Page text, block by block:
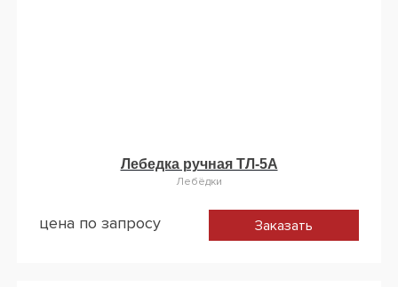
Лебедка ручная ТЛ-5А
Лебёдки
цена по запросу Заказать